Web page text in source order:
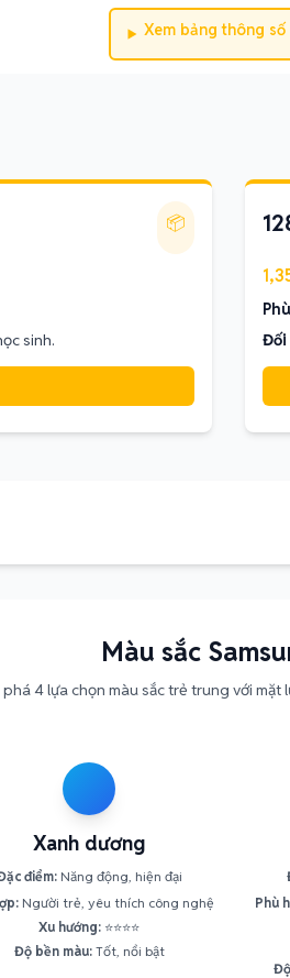
Xem bảng thông
📦
sinh.
Đối
Màu sắc
phá 4 lựa chọn màu sắc trẻ trung với
Xanh dương
điểm:Năng động, hiện đại
Người trẻ, yêu thích công nghệ
Xu hướng: ⭐⭐⭐⭐
Độ bền màu:Tốt, nổi bật
Phù